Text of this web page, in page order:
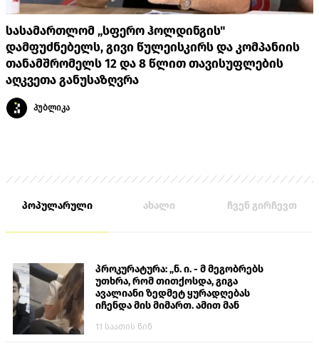
სასამართლომ „სფერო ჰოლდინგის"
დამფუძნებელს, გივი წულეისკირს და კომპანიის
თანამშრომელს 12 და 8 წლით თავისუფლების
აღკვეთა განუსაზღვრა
პუბლიკა
პოპულარული ახალი ჩვენ გირჩევთ
პროკურატურა: „ნ. ი. - მ მეგობრებს
უთხრა, რომ თითქოსდა, გიგა
ავალიანი ზედმეტ ყურადღებას
იჩენდა მის მიმართ. ამით მან
თავს დასხმოდა გიგა ავალიანს“
11 საათის წინ